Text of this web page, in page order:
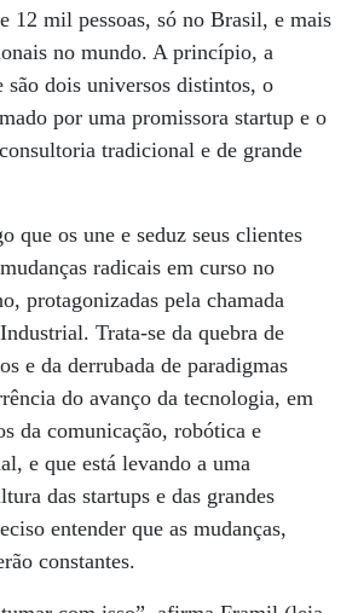
12 mil pessoas, só no Brasil, e mais
no mundo. A princípio, a
são dois universos distintos, o
por uma promissora startup e o
tradicional e de grande
que os une e seduz seus clientes
radicais em curso no
protagonizadas pela chamada
Trata-se da quebra de
e da derrubada de paradigmas
do avanço da tecnologia, em
da comunicação, robótica e
e que está levando a uma
das startups e das grandes
entender que as mudanças,
constantes.